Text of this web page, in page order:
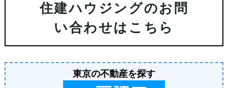
住建ハウジングのお問
い合わせはこちら
東京の不動産を探す